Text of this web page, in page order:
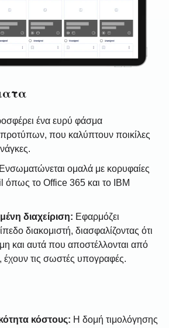
ένα ευρύ φάσμα
που καλύπτουν ποικίλες
Ενσωματώνεται ομαλά με κορυφαίες
όπως το Office 365 και το IBM
διαχείριση: Εφαρμόζει
διακομιστή, διασφαλίζοντας ότι
και αυτά που αποστέλλονται από
έχουν τις σωστές υπογραφές.
κόστους: Η δομή τιμολόγησης